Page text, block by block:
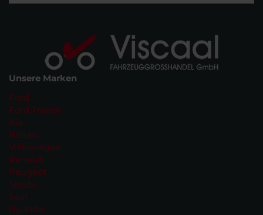
Unsere Marken
Ford
Ford Transit
Kia
Nissan
Volkswagen
Renault
Peugeot
Skoda
Seat
Hyundai